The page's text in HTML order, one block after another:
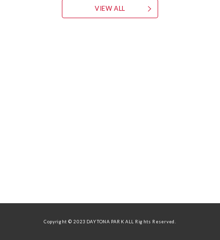
VIEW ALL
Copyright © 2023 DAYTONA PARK ALL Rights Reserved.